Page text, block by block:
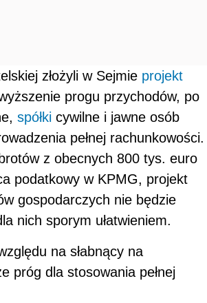
złożyli w Sejmie projekt
progu przychodów, po
spółki cywilne i jawne osób
pełnej rachunkowości.
z obecnych 800 tys. euro
podatkowy w KPMG, projekt
gospodarczych nie będzie
nich sporym ułatwieniem.
na słabnący na
próg dla stosowania pełnej